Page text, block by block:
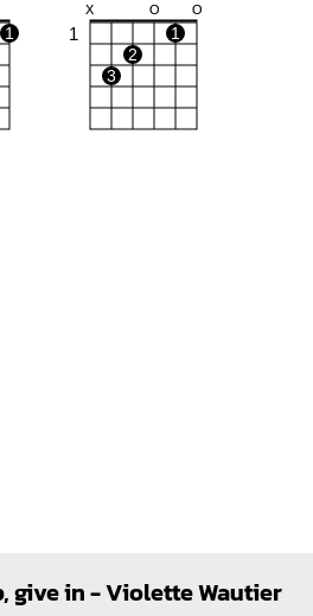
1
X O O
1
1
2
3
give in - Violette Wautier